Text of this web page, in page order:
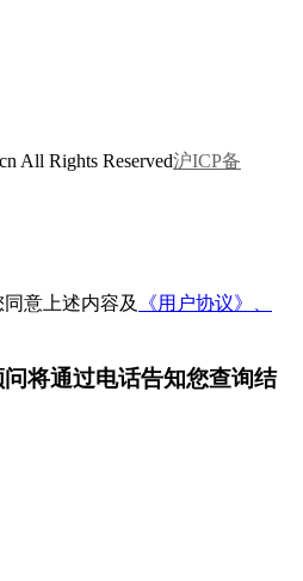
All Rights Reserved沪ICP备
意上述内容及
《用户协议》、
将通过电话告知您查询结